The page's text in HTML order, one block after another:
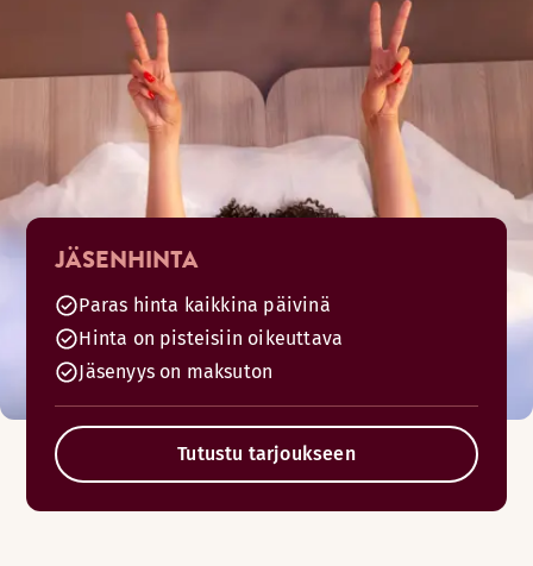
JÄSENHINTA
Paras hinta kaikkina päivinä
Hinta on pisteisiin oikeuttava
Jäsenyys on maksuton
Tutustu tarjoukseen